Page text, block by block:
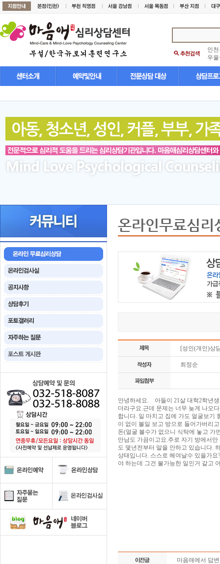
인
우
온라인무료심리
[성인(개인)상
최정순
안녕하세요. 아들이 21살 대학2학년
더라구요.근데 문제는 너무 늦게 나오
합니다. 일 마치고 집에 가도 얼굴보기
이 없이 볼일 보고 방으로 들어가버리
돈(얼굴 볼수가 없으니 식탁에
만남도 가끔이고요.주로 자기 방에서
도 몇년전부터 말을 안하고 있습니다.
상태입니다. 스스로 헤여날수 있을가
야 하는데 그건 불가능한 일인거 같고
마음애에서 답